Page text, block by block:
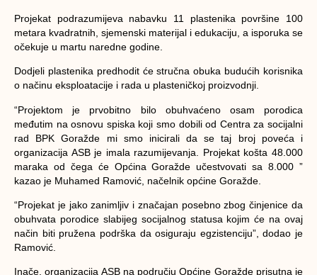
Projekat podrazumijeva nabavku 11 plastenika površine 100
metara kvadratnih, sjemenski materijal i edukaciju, a isporuka se
očekuje u martu naredne godine.
Dodjeli plastenika predhodit će stručna obuka budućih korisnika
o načinu eksploatacije i rada u plasteničkoj proizvodnji.
“Projektom je prvobitno bilo obuhvaćeno osam porodica
međutim na osnovu spiska koji smo dobili od Centra za socijalni
rad BPK Goražde mi smo inicirali da se taj broj poveća i
organizacija ASB je imala razumijevanja. Projekat košta 48.000
maraka od čega će Općina Goražde učestvovati sa 8.000 ”
kazao je Muhamed Ramović, načelnik općine Goražde.
“Projekat je jako zanimljiv i značajan posebno zbog činjenice da
obuhvata porodice slabijeg socijalnog statusa kojim će na ovaj
način biti pružena podrška da osiguraju egzistenciju”, dodao je
Ramović.
Inače, organizacija ASB na području Općine Goražde prisutna je